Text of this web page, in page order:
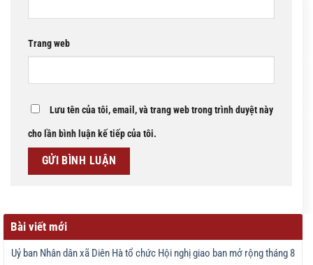
Trang web
Lưu tên của tôi, email, và trang web trong trình duyệt này
cho lần bình luận kế tiếp của tôi.
Bài viết mới
Uỷ ban Nhân dân xã Diên Hà tổ chức Hội nghị giao ban mở rộng tháng 8